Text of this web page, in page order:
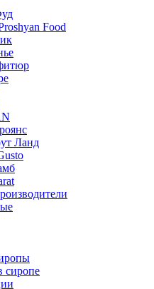
Food
Ланд
сиропе